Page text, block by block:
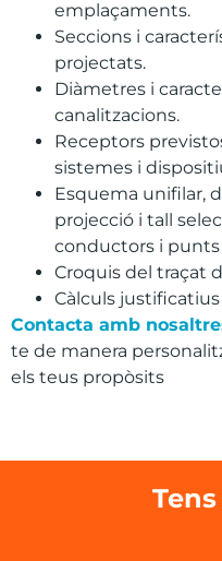
emplaçaments.
Seccions i
projectats.
Diàmetres i
canalitzacions.
Receptors
sistemes i
Esquema unifilar,
projecció i tall
conductors i
Croquis del traçat
Càlculs
Contacta amb
te de manera
els teus propòsits